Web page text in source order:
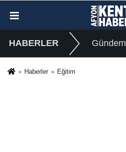
HABERLER Gündem
Haberler Eğitim